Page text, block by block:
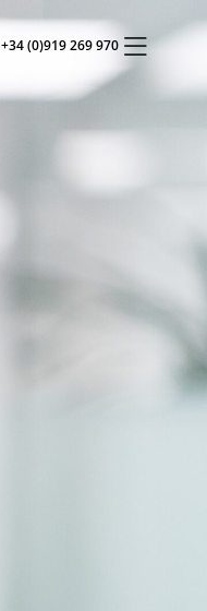
+34 (0)919 269 970